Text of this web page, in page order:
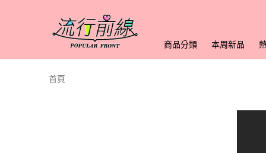
商品分類 本周新品
首頁